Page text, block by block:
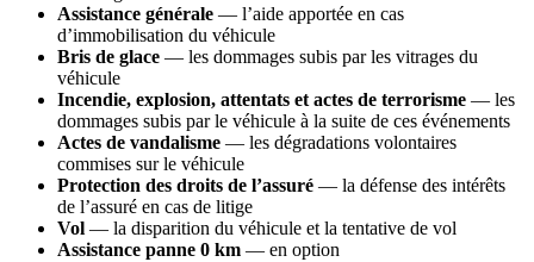
Assistance générale — l’aide apportée en cas
d’immobilisation du véhicule
Bris de glace — les dommages subis par les vitrages du
véhicule
Incendie, explosion, attentats et actes de terrorisme — les
dommages subis par le véhicule à la suite de ces événements
Actes de vandalisme — les dégradations volontaires
commises sur le véhicule
Protection des droits de l’assuré — la défense des intérêts
de l’assuré en cas de litige
Vol — la disparition du véhicule et la tentative de vol
Assistance panne 0 km — en option